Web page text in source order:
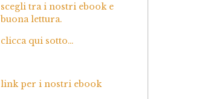
scegli tra i nostri ebook e
buona lettura.
clicca qui sotto…
link per i nostri ebook